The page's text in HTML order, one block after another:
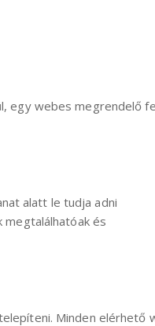
egy webes megrendelő
alatt le tudja adni
megtalálhatóak és
Minden elérhető